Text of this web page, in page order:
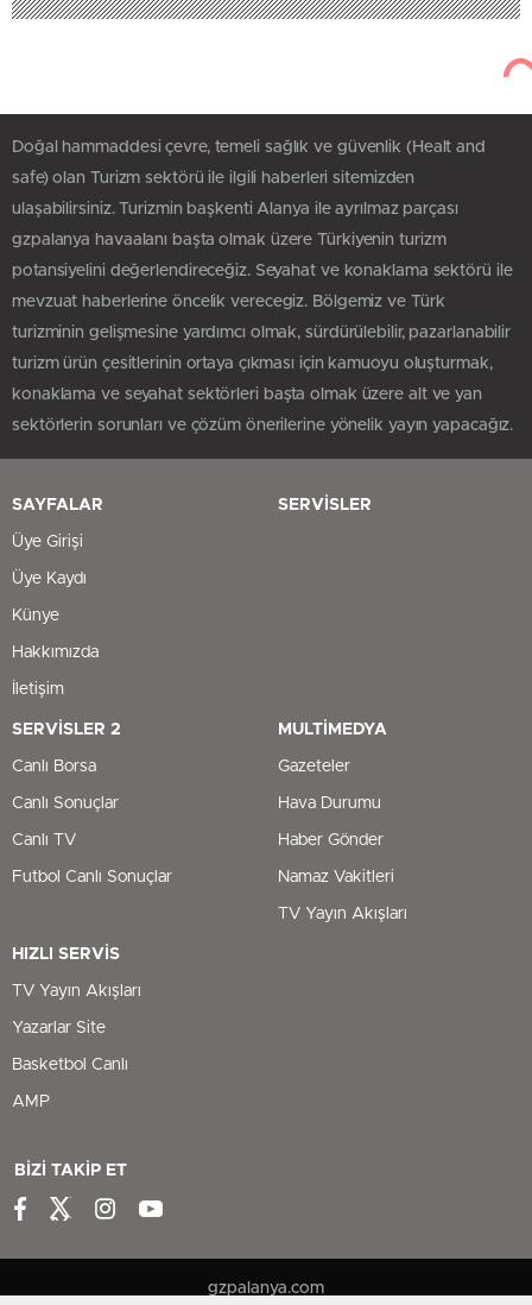
Doğal hammaddesi çevre, temeli sağlık ve güvenlik (Healt and
safe) olan Turizm sektörü ile ilgili haberleri sitemizden
ulaşabilirsiniz. Turizmin başkenti Alanya ile ayrılmaz parçası
gzpalanya havaalanı başta olmak üzere Türkiyenin turizm
potansiyelini değerlendireceğiz. Seyahat ve konaklama sektörü ile
mevzuat haberlerine öncelik verecegiz. Bölgemiz ve Türk
turizminin gelişmesine yardımcı olmak, sürdürülebilir, pazarlanabilir
turizm ürün çesitlerinin ortaya çıkması için kamuoyu oluşturmak,
konaklama ve seyahat sektörleri başta olmak üzere alt ve yan
sektörlerin sorunları ve çözüm önerilerine yönelik yayın yapacağız.
SAYFALAR
Üye Girişi
Üye Kaydı
Künye
Hakkımızda
İletişim
SERVİSLER
SERVİSLER 2
Canlı Borsa
Canlı Sonuçlar
Canlı TV
Futbol Canlı Sonuçlar
MULTİMEDYA
Gazeteler
Hava Durumu
Haber Gönder
Namaz Vakitleri
TV Yayın Akışları
HIZLI SERVİS
TV Yayın Akışları
Yazarlar Site
Basketbol Canlı
AMP
BİZİ TAKİP ET
gzpalanya.com